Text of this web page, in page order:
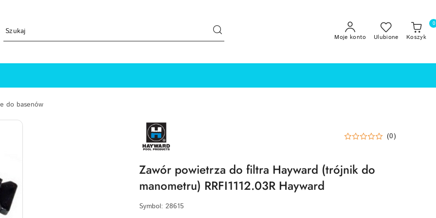
Moje konto Ulubione Koszyk
0
do basenów
HAYWARD-
LOGO
(0)
Zawór powietrza do filtra Hayward (trójnik do
manometru) RRFI1112.03R Hayward
Symbol: 28615